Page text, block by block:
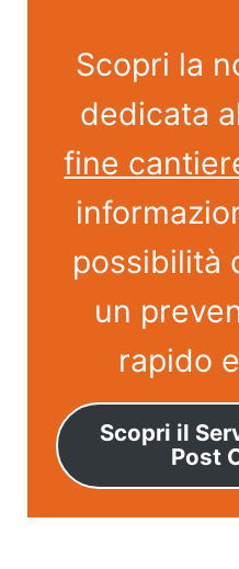
Scopri la
dedicata
fine
possibilità
un
rapido
Scopri il
Post